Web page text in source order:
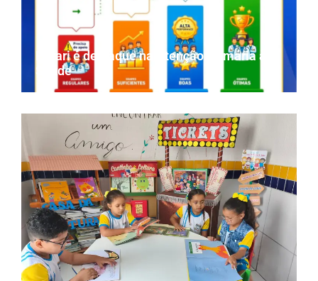
Parari é destaque na Atenção Primária à
Saúde